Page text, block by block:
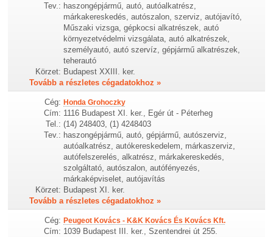
Tev.: haszongépjármű, autó, autóalkatrész,
márkakereskedés, autószalon, szerviz, autójavító,
Műszaki vizsga, gépkocsi alkatrészek, autó
környezetvédelmi vizsgálata, autó alkatrészek,
személyautó, autó szervíz, gépjármű alkatrészek,
teherautó
Körzet: Budapest XXIII. ker.
Tovább a részletes cégadatokhoz »
Cég: Honda Grohoczky
Cím: 1116 Budapest XI. ker., Egér út - Péterheg
Tel.: (14) 248403, (1) 4248403
Tev.: haszongépjármű, autó, gépjármű, autószerviz,
autóalkatrész, autókereskedelem, márkaszerviz,
autófelszerelés, alkatrész, márkakereskedés,
szolgáltató, autószalon, autófényezés,
márkaképviselet, autójavítás
Körzet: Budapest XI. ker.
Tovább a részletes cégadatokhoz »
Cég: Peugeot Kovács - K&K Kovács És Kovács Kft.
Cím: 1039 Budapest III. ker., Szentendrei út 255.